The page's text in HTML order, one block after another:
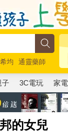
均
通靈藥師
子 3C電玩 家電
的女兒